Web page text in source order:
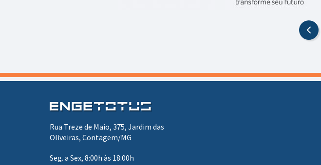
Rua Treze de Maio, 375, Jardim das
Oliveiras, Contagem/MG
Seg. a Sex, 8:00h às 18:00h